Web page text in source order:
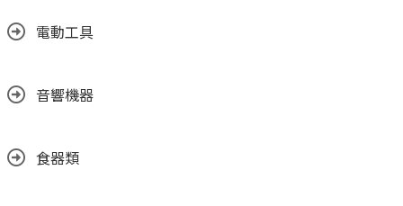
電動工具
音響機器
食器類